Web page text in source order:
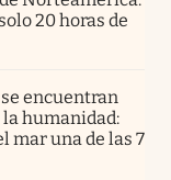
20 horas de
encuentran
humanidad:
mar una de las 7